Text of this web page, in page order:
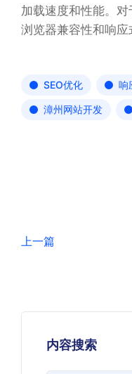
加载速度和性能。
浏览器兼容性和响应
SEO优化 响
漳州网站开发
上一篇
内容搜索